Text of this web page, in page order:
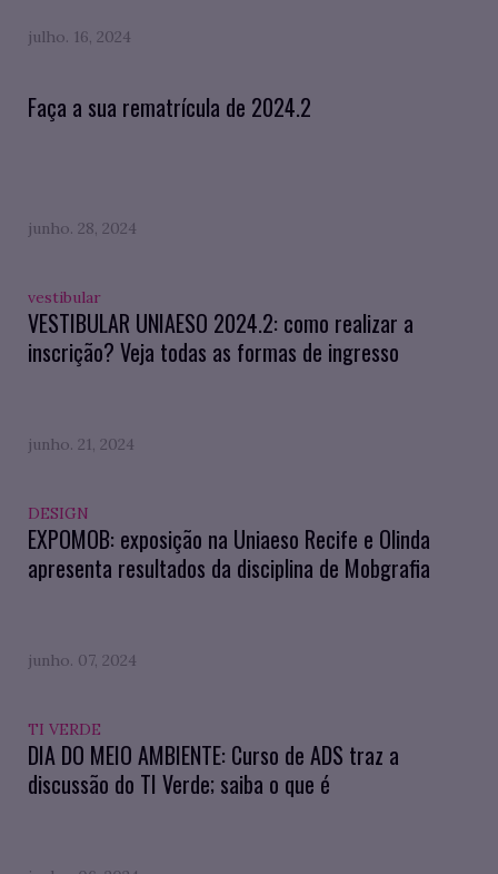
julho. 16, 2024
Faça a sua rematrícula de 2024.2
junho. 28, 2024
vestibular
VESTIBULAR UNIAESO 2024.2: como realizar a
inscrição? Veja todas as formas de ingresso
junho. 21, 2024
DESIGN
EXPOMOB: exposição na Uniaeso Recife e Olinda
apresenta resultados da disciplina de Mobgrafia
junho. 07, 2024
TI VERDE
DIA DO MEIO AMBIENTE: Curso de ADS traz a
discussão do TI Verde; saiba o que é